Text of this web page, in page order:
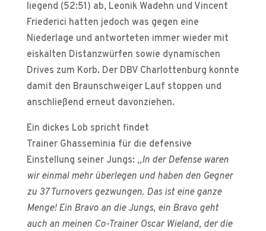
liegend (52:51) ab, Leonik Wadehn und Vincent
Friederici hatten jedoch was gegen eine
Niederlage und antworteten immer wieder mit
eiskalten Distanzwürfen sowie dynamischen
Drives zum Korb. Der DBV Charlottenburg konnte
damit den Braunschweiger Lauf stoppen und
anschließend erneut davonziehen.
Ein dickes Lob spricht findet
Trainer Ghasseminia für die defensive
Einstellung seiner Jungs: „In der Defense waren
wir einmal mehr überlegen und haben den Gegner
zu 37 Turnovers gezwungen. Das ist eine ganze
Menge! Ein Bravo an die Jungs, ein Bravo geht
auch an meinen Co-Trainer Oscar Wieland, der die